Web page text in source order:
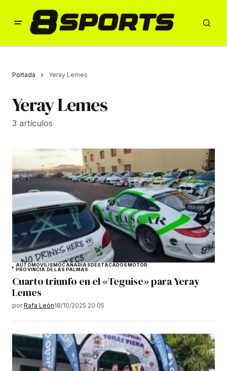
Portada Yeray Lemes
Yeray Lemes
3 artículos
AUTOMOVILISMOCANARIASDESTACADOSMOTOR
PROVINCIA DE LAS PALMAS
Cuarto triunfo en el «Teguise» para Yeray
Lemes
por Rafa León18/10/2025 20:05